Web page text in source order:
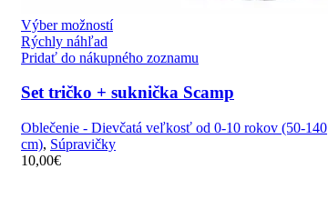
Výber možností
Rýchly náhľad
Pridať do nákupného zoznamu
Set tričko + suknička Scamp
Oblečenie - Dievčatá veľkosť od 0-10 rokov (50-140
cm), Súpravičky
10,00€